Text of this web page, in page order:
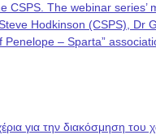
The webinar
Hodkinson (CSPS),
– Sparta”
για την διακόσμηση